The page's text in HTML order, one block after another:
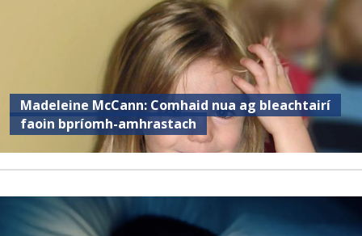
Madeleine McCann: Comhaid nua ag bleachtairí
faoin bpríomh-amhrastach